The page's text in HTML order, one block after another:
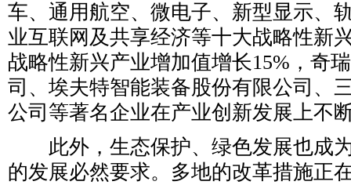
车、通用航空、微电子、新型显示、
业互联网及共享经济等十大战略性新
战略性新兴产业增加值增长15%，奇
司、埃夫特智能装备股份有限公司、
公司等著名企业在产业创新发展上不
此外，生态保护、绿色发展也成
的发展必然要求。多地的改革措施正